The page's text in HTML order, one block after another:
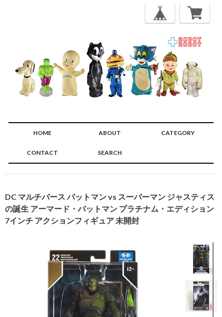
HOME ABOUT CATEGORY
CONTACT SEARCH
DC マルチバース バットマン vs スーパーマン ジャスティス
の誕生 アーマード・バットマン プラチナム・エディション
7インチ アクションフィギュア 未開封